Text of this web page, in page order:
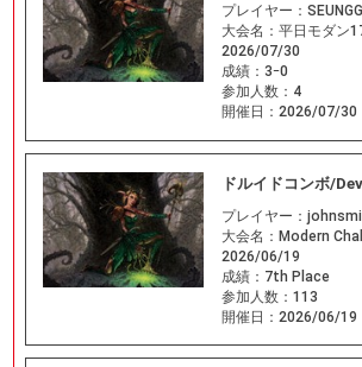
プレイヤー：
大会名： 平日モダン
2026/07/30
成績： 3ｰ0
参加人数： 4
開催日： 2026/07/30
ドルイドコンボ/
プレイヤー：
大会名： Modern
2026/06/19
成績： 7th Place
参加人数： 113
開催日： 2026/06/19